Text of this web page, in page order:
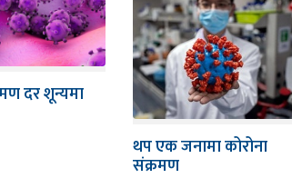
दर शून्यमा
थप एक जनामा कोरोना
संक्रमण